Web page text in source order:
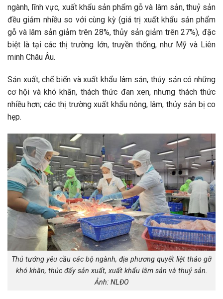
ngành, lĩnh vực, xuất khẩu sản phẩm gỗ và lâm sản, thuỷ sản
đều giảm nhiều so với cùng kỳ (giá trị xuất khẩu sản phẩm
gỗ và lâm sản giảm trên 28%, thủy sản giảm trên 27%), đặc
biệt là tại các thị trường lớn, truyền thống, như Mỹ và Liên
minh Châu Âu.
Sản xuất, chế biến và xuất khẩu lâm sản, thủy sản có những
cơ hội và khó khăn, thách thức đan xen, nhưng thách thức
nhiều hơn; các thị trường xuất khẩu nông, lâm, thủy sản bị co
hẹp.
Thủ tướng yêu cầu các bộ ngành, địa phương quyết liệt tháo gỡ
khó khăn, thúc đẩy sản xuất, xuất khẩu lâm sản và thuỷ sản.
Ảnh: NLĐO